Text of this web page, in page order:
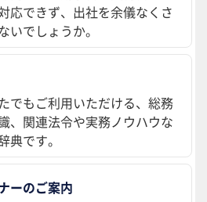
応できず、出社を余儀なくさ
いでしょうか。
でもご利用いただける、総務
、関連法令や実務ノウハウな
典です。
ーのご案内